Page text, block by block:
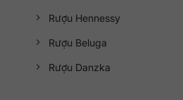
Rượu Hennessy
Rượu Beluga
Rượu Danzka